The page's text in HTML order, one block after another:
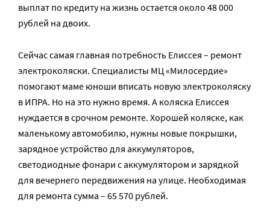
выплат по кредиту на жизнь остается около 48 000
рублей на двоих.
Сейчас самая главная потребность Елиссея – ремонт
электроколяски. Специалисты МЦ «Милосердие»
помогают маме юноши вписать новую электроколяску
в ИПРА. Но на это нужно время. А коляска Елиссея
нуждается в срочном ремонте. Хорошей коляске, как
маленькому автомобилю, нужны новые покрышки,
зарядное устройство для аккумуляторов,
светодиодные фонари с аккумулятором и зарядкой
для вечернего передвижения на улице. Необходимая
для ремонта сумма – 65 570 рублей.